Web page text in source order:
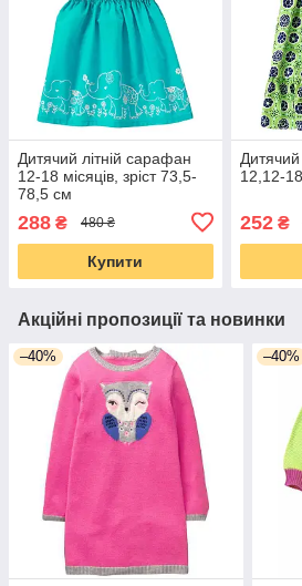
Дитячий літній сарафан
12-18 місяців, зріст 73,5-
78,5 см
288 ₴ 480 ₴
Купити
12,12-
252₴
Акційні пропозиції та новинки
–40% –40%